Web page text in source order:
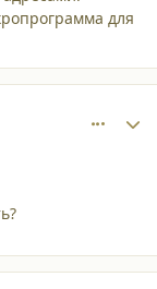
для